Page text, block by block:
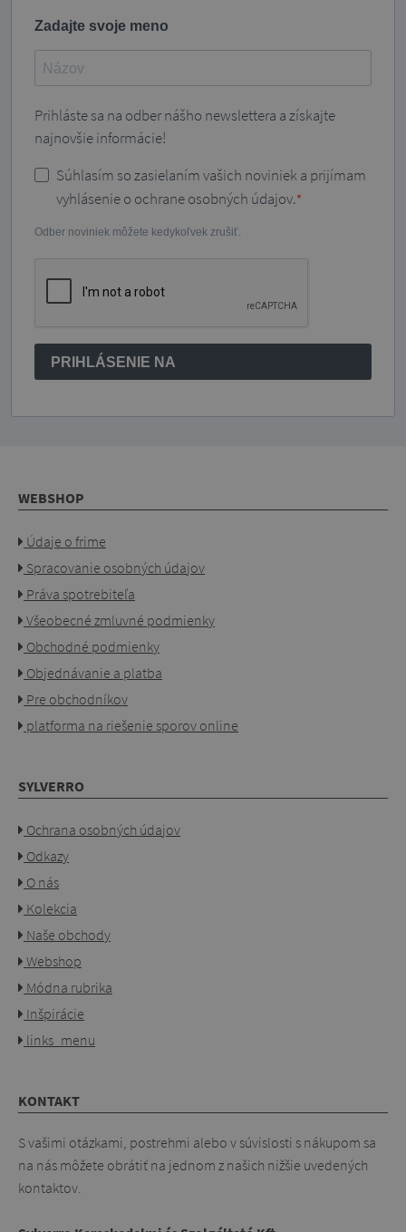
Zadajte svoje meno
Prihláste sa na odber nášho newslettera a získajte
najnovšie informácie!
Súhlasím so zasielaním vašich noviniek a prijímam
vyhlásenie o ochrane osobných údajov.
Odber noviniek môžete kedykoľvek zrušiť.
PRIHLÁSENIE NA
WEBSHOP
Údaje o frime
Spracovanie osobných údajov
Práva spotrebiteľa
Všeobecné zmluvné podmienky
Obchodné podmienky
Objednávanie a platba
Pre obchodníkov
platforma na riešenie sporov online
SYLVERRO
Ochrana osobných údajov
Odkazy
O nás
Kolekcia
Naše obchody
Webshop
Módna rubrika
Inšpirácie
links_menu
KONTAKT
S vašimi otázkami, postrehmi alebo v súvislosti s nákupom sa
na nás môžete obrátiť na jednom z našich nižšie uvedených
kontaktov.